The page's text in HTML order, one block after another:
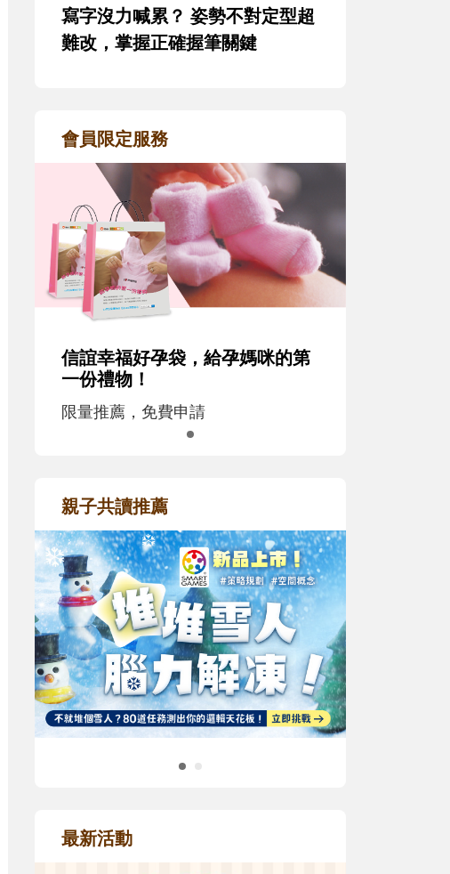
寫字沒力喊累？ 姿勢不對定型超
難改，掌握正確握筆關鍵
會員限定服務
信誼幸福好孕袋，給孕媽咪的第
一份禮物！
限量推薦，免費申請
親子共讀推薦
最新活動